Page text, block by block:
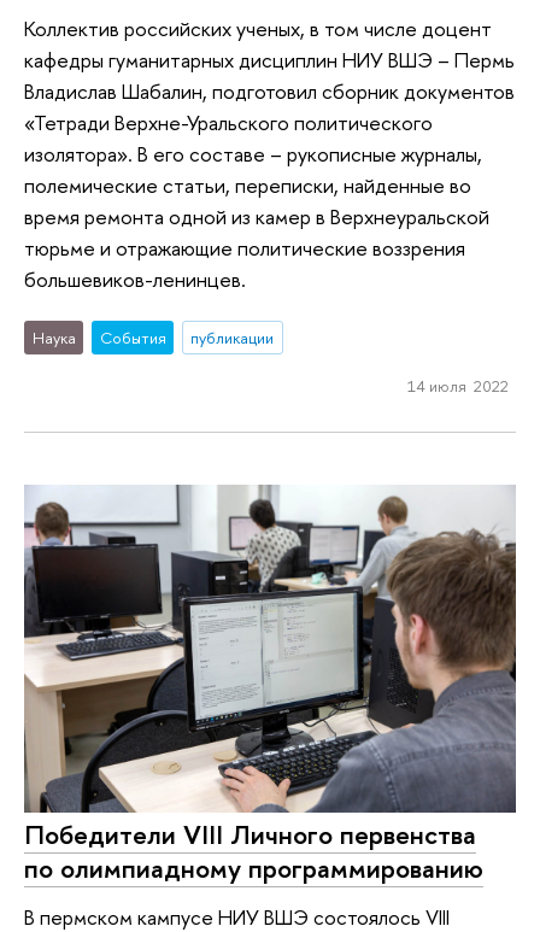
Коллектив российских ученых, в том числе доцент
кафедры гуманитарных дисциплин НИУ ВШЭ – Пермь
Владислав Шабалин, подготовил сборник документов
«Тетради Верхне-Уральского политического
изолятора». В его составе – рукописные журналы,
полемические статьи, переписки, найденные во
время ремонта одной из камер в Верхнеуральской
тюрьме и отражающие политические воззрения
большевиков-ленинцев.
Наука События публикации
14 июля 2022
Победители VIII Личного первенства
по олимпиадному программированию
В пермском кампусе НИУ ВШЭ состоялось VIII